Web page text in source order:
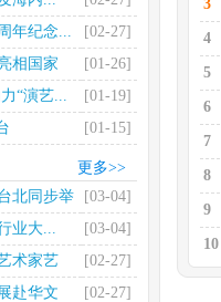
年纪念...
[02-27]
相国家
[01-26]
“演艺...
[01-19]
[01-15]
更多>>
北同步举
[03-04]
业大...
[03-04]
术家艺
[02-27]
赴华文
[02-27]
3
4
5
6
7
8
9
10
11